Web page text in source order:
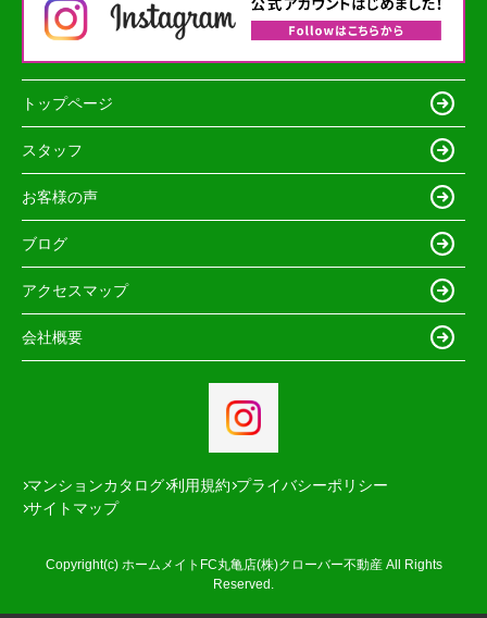
トップページ
スタッフ
お客様の声
ブログ
アクセスマップ
会社概要
マンションカタログ 利用規約 プライバシーポリシー
サイトマップ
Copyright(c) ホームメイトFC丸亀店(株)クローバー不動産 All Rights
Reserved.